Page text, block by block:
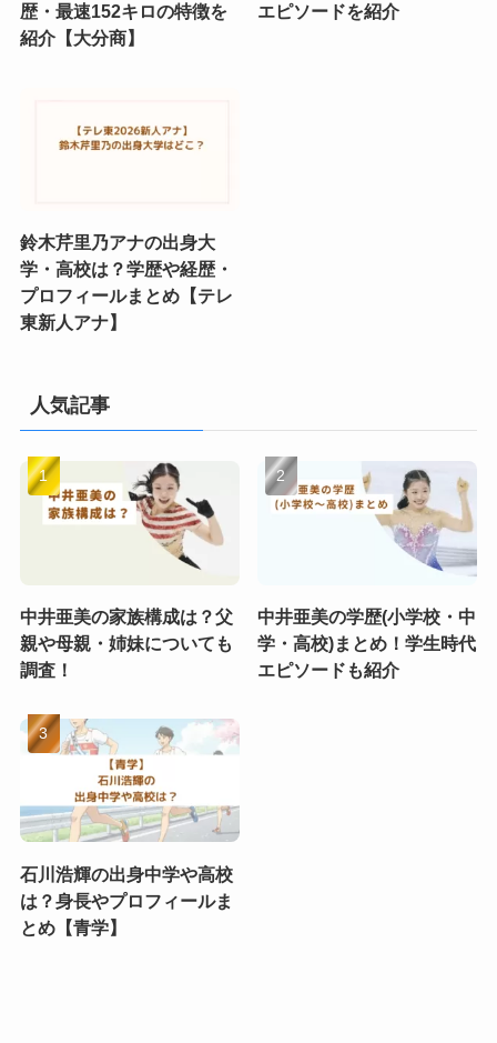
歴・最速152キロの特徴を
紹介【大分商】
エピソードを紹介
鈴木芹里乃アナの出身大
学・高校は？学歴や経歴・
プロフィールまとめ【テレ
東新人アナ】
人気記事
中井亜美の家族構成は？父
親や母親・姉妹についても
調査！
中井亜美の学歴(小学校・中
学・高校)まとめ！学生時代
エピソードも紹介
石川浩輝の出身中学や高校
は？身長やプロフィールま
とめ【青学】